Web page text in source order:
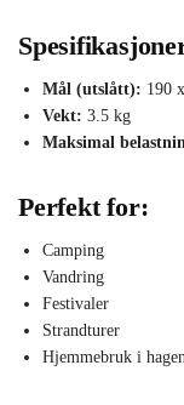
Mål (utslått): 190
Vekt: 3.5 kg
Maksimal
Perfekt for:
Camping
Vandring
Festivaler
Strandturer
Hjemmebruk i